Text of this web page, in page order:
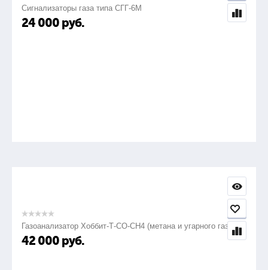
Сигнализаторы газа типа СГГ-6М
24 000 руб.
Газоанализатор Хоббит-Т-СО-СН4 (метана и угарного газа)
42 000 руб.